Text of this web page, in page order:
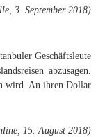
3. September 2018)
Geschäftsleute
abzusagen.
wird. An ihren Dollar
15. August 2018)